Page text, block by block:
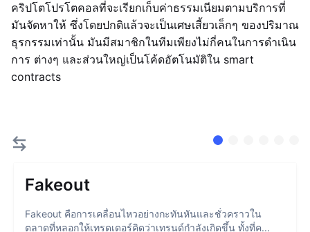
คริปโตโปรโตคอลที่จะเรียกเก็บค่าธรรมเนียมตามบริการที่
มันจัดหาให้ ซึ่งโดยปกติแล้วจะเป็นเศษเสี้ยวเล็กๆ ของปริมาณ
ธุรกรรมเท่านั้น มันมีสมาชิกในทีมเพียงไม่กี่คนในการดำเนิน
การ ต่างๆ และส่วนใหญ่เป็นโค้ดอัตโนมัติใน smart
contracts
Fakeout
Fakeout คือการเคลื่อนไหวอย่างกะทันหันและชั่วคราวใน
ตลาดที่หลอกให้เทรดเดอร์คิดว่าเทรนด์กำลังเกิดขึ้น ทั้งที่ค...